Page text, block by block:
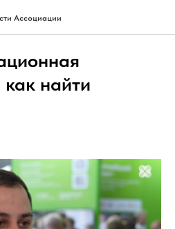
Ассоциации
как найти